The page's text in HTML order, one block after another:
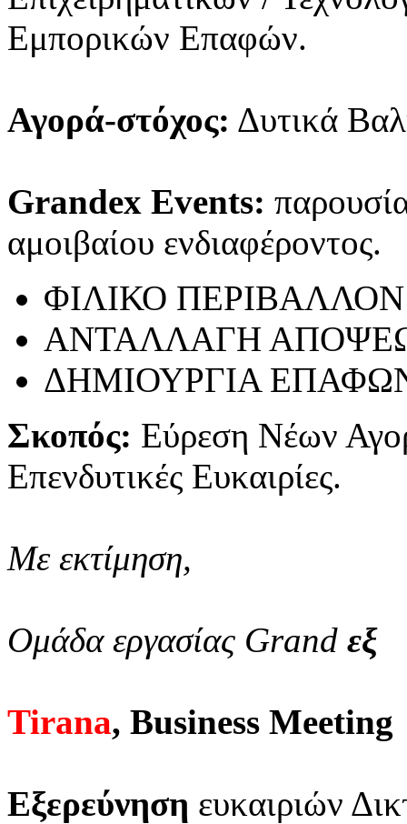
Εμπορικών Επαφών.
Αγορά-στόχος: Δυτικά
Grandex Events:
αμοιβαίου ενδιαφέροντος.
ΦΙΛΙΚΟ ΠΕΡΙΒΑΛΛΟΝ
ΑΝΤΑΛΛΑΓΗ
ΔΗΜΙΟΥΡΓΙΑ
Σκοπός: Εύρεση Νέων
Επενδυτικές Ευκαιρίες.
Με εκτίμηση,
Ομάδα εργασίας Grand εξ
Tirana, Business Meeting
Εξερεύνηση ευκαιριών